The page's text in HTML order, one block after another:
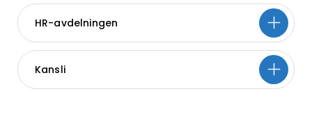
HR-avdelningen
Kansli